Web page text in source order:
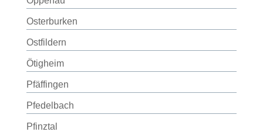
Osterburken
Ostfildern
Ötigheim
Pfäffingen
Pfedelbach
Pfinztal